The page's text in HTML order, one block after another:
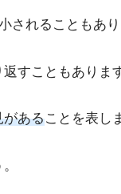
されることもあり
すこともありま
があることを表し